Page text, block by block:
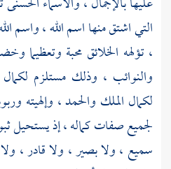
التي اشتق منها اسم الله ، واسم
، تؤلهه الخلائق محبة وتعظيما
والنوائب ، وذلك مستلزم لكمال
لكمال الملك والحمد ، وإلهيته
لجميع صفات كماله ، إذ يستحيل
سميع ، ولا بصير ، ولا قادر ،